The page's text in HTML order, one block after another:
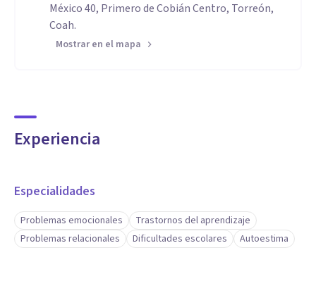
México 40, Primero de Cobián Centro, Torreón,
Coah.
Mostrar en el mapa
Experiencia
Especialidades
Problemas emocionales
Trastornos del aprendizaje
Problemas relacionales
Dificultades escolares Autoestima